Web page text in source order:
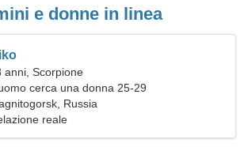
e donne in linea
anni, Scorpione
cerca una donna 25-29
Russia
reale